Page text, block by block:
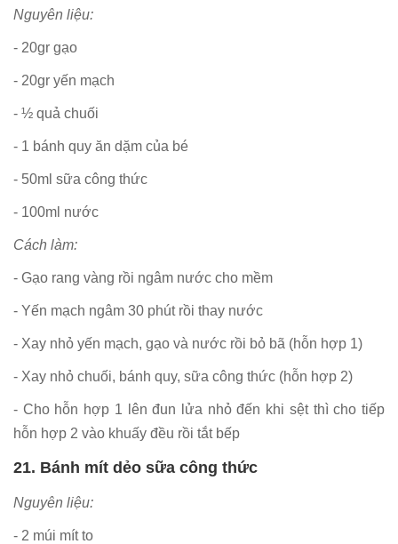
Nguyên liệu:
- 20gr gạo
- 20gr yến mạch
- ½ quả chuối
- 1 bánh quy ăn dặm của bé
- 50ml sữa công thức
- 100ml nước
Cách làm:
- Gạo rang vàng rồi ngâm nước cho mềm
- Yến mạch ngâm 30 phút rồi thay nước
- Xay nhỏ yến mạch, gạo và nước rồi bỏ bã (hỗn hợp 1)
- Xay nhỏ chuối, bánh quy, sữa công thức (hỗn hợp 2)
- Cho hỗn hợp 1 lên đun lửa nhỏ đến khi sệt thì cho tiếp
hỗn hợp 2 vào khuấy đều rồi tắt bếp
21. Bánh mít dẻo sữa công thức
Nguyên liệu:
- 2 múi mít to